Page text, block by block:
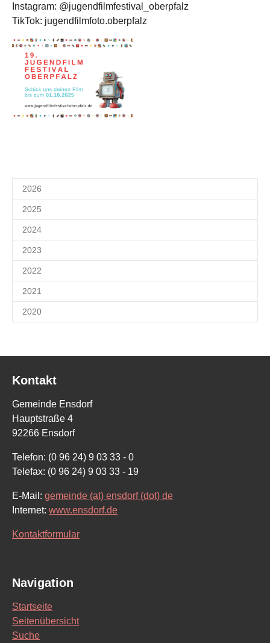
Instagram: @jugendfilmfestival_oberpfalz
TikTok: jugendfilmfoto.oberpfalz
2026
2025
2024
2023
2022
2021
2020
Kontakt
Gemeinde Ensdorf
Hauptstraße 4
92266 Ensdorf
Telefon: (0 96 24) 9 03 33 - 0
Telefax: (0 96 24) 9 03 33 - 19
E-Mail: gemeinde (at) ensdorf (dot) de
Internet: www.ensdorf.de
Kontaktformular
Navigation
Startseite
Seitenübersicht
Suche